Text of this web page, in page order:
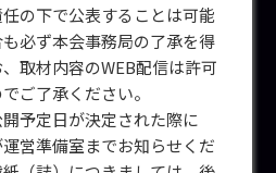
の下で公表することは可能
必ず本会事務局の了承を得
取材内容のWEB配信は許可
ご了承ください。
予定日が決定された際に
営準備室までお知らせくだ